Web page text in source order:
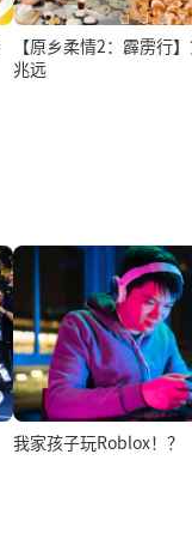
【原乡柔情2：霹雳行
兆远
我家孩子玩Roblox！？